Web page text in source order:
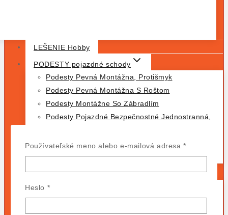
LEŠENIE Hobby
PODESTY pojazdné schody
Podesty Pevná Montážna, Protišmyk
Podesty Pevná Montážna S Roštom
Podesty Montážne So Zábradlím
Podesty Pojazdné Bezpečnostné Jednostranná,
VARIO Kompakt Plošinový Rebrík, Bezpečnostná
Podesta
Rebríky profesionálne KRAUSE
Dvojdielny Voľne Stojaci Rebrík
Dvojdielny Výsuvný Oporný Rebrík
Jednodielny Výsuvný Oporný Rebrík
Používateľské meno alebo e-mailová adresa*Povinné
Heslo *Povinné